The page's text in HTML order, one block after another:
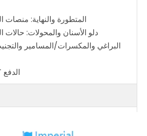
المتطورة والنهاية: منصات
دلو الأسنان والمحولات:
البراغي والمكسرات/المسامير
الدفع L/C ، D/P ، T/T.